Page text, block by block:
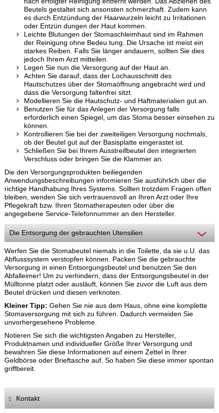
Beutels gestaltet sich ansonsten schmerzhaft. Zudem kann
es durch Entzündung der Haarwurzeln leicht zu Irritationen
oder Entzün dungen der Haut kommen.
Leichte Blutungen der Stomaschleimhaut sind im Rahmen
der Reinigung ohne Bedeu tung. Die Ursache ist meist ein
starkes Reiben. Falls Sie länger andauern, sollten Sie dies
jedoch Ihrem Arzt mitteilen.
Legen Sie nun die Versorgung auf der Haut an.
Achten Sie darauf, dass der Lochausschnitt des
Hautschutzes über der Stomaöffnung angebracht wird und
dass die Versorgung faltenfrei sitzt.
Modellieren Sie die Hautschutz- und Haftmaterialien gut an.
Benutzen Sie für das Anlegen der Versorgung falls
erforderlich einen Spiegel, um das Stoma besser einsehen zu
können.
Kontrollieren Sie bei der zweiteiligen Versorgung nochmals,
ob der Beutel gut auf der Basisplatte eingerastet ist.
Schließen Sie bei Ihrem Ausstreifbeutel den integrierten
Verschluss oder bringen Sie die Klammer an.
Die den Versorgungsprodukten beiliegenden
Anwendungsbeschreibungen informieren Sie ausführlich über die
richtige Handhabung Ihres Systems. Sollten trotzdem Fragen offen
bleiben, wenden Sie sich vertrauensvoll an Ihren Arzt oder Ihre
Pflegekraft bzw. Ihren Stomatherapeuten oder über die
angegebene Service-Telefonnummer an den Hersteller.
Die Entsorgung der gebrauchten Utensilien
Werfen Sie die Stomabeutel niemals in die Toilette, da sie u.U. das
Abflusssystem verstopfen können. Packen Sie die gebrauchte
Versorgung in einen Entsorgungsbeutel und benutzen Sie den
Abfalleimer! Um zu verhindern, dass der Entsorgungsbeutel in der
Mülltonne platzt oder ausläuft, können Sie zuvor die Luft aus dem
Beutel drücken und diesen verknoten.
Kleiner Tipp: Gehen Sie nie aus dem Haus, ohne eine komplette
Stomaversorgung mit sich zu führen. Dadurch vermeiden Sie
unvorhergesehene Probleme.
Notieren Sie sich die wichtigsten Angaben zu Hersteller,
Produktnamen und individueller Größe Ihrer Versorgung und
bewahren Sie diese Informationen auf einem Zettel in Ihrer
Geldbörse oder Brieftasche auf. So haben Sie diese immer spontan
griffbereit.
Kontakt